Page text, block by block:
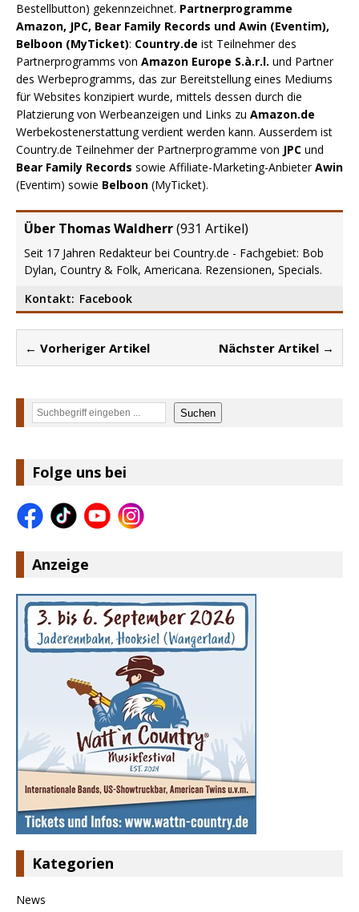
Bestellbutton) gekennzeichnet. Partnerprogramme
Amazon, JPC, Bear Family Records und Awin (Eventim),
Belboon (MyTicket): Country.de ist Teilnehmer des
Partnerprogramms von Amazon Europe S.à.r.l. und Partner
des Werbeprogramms, das zur Bereitstellung eines Mediums
für Websites konzipiert wurde, mittels dessen durch die
Platzierung von Werbeanzeigen und Links zu Amazon.de
Werbekostenerstattung verdient werden kann. Ausserdem ist
Country.de Teilnehmer der Partnerprogramme von JPC und
Bear Family Records sowie Affiliate-Marketing-AnbieterAwin
(Eventim) sowie Belboon (MyTicket).
Über Thomas Waldherr(931 Artikel)
Seit 17 Jahren Redakteur bei Country.de - Fachgebiet: Bob
Dylan, Country & Folk, Americana. Rezensionen, Specials.
Kontakt: Facebook
← Vorheriger Artikel Nächster Artikel →
Suchen Suchen
Folge uns bei
Anzeige
Kategorien
News